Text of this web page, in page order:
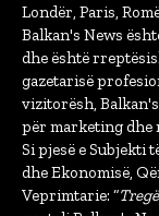
Londër, Paris,
Balkan's News
dhe është
gazetarisë
vizitorësh,
për marketing dhe
Si pjesë e Subjekti
dhe Ekonomisë,
Veprimtarie: “